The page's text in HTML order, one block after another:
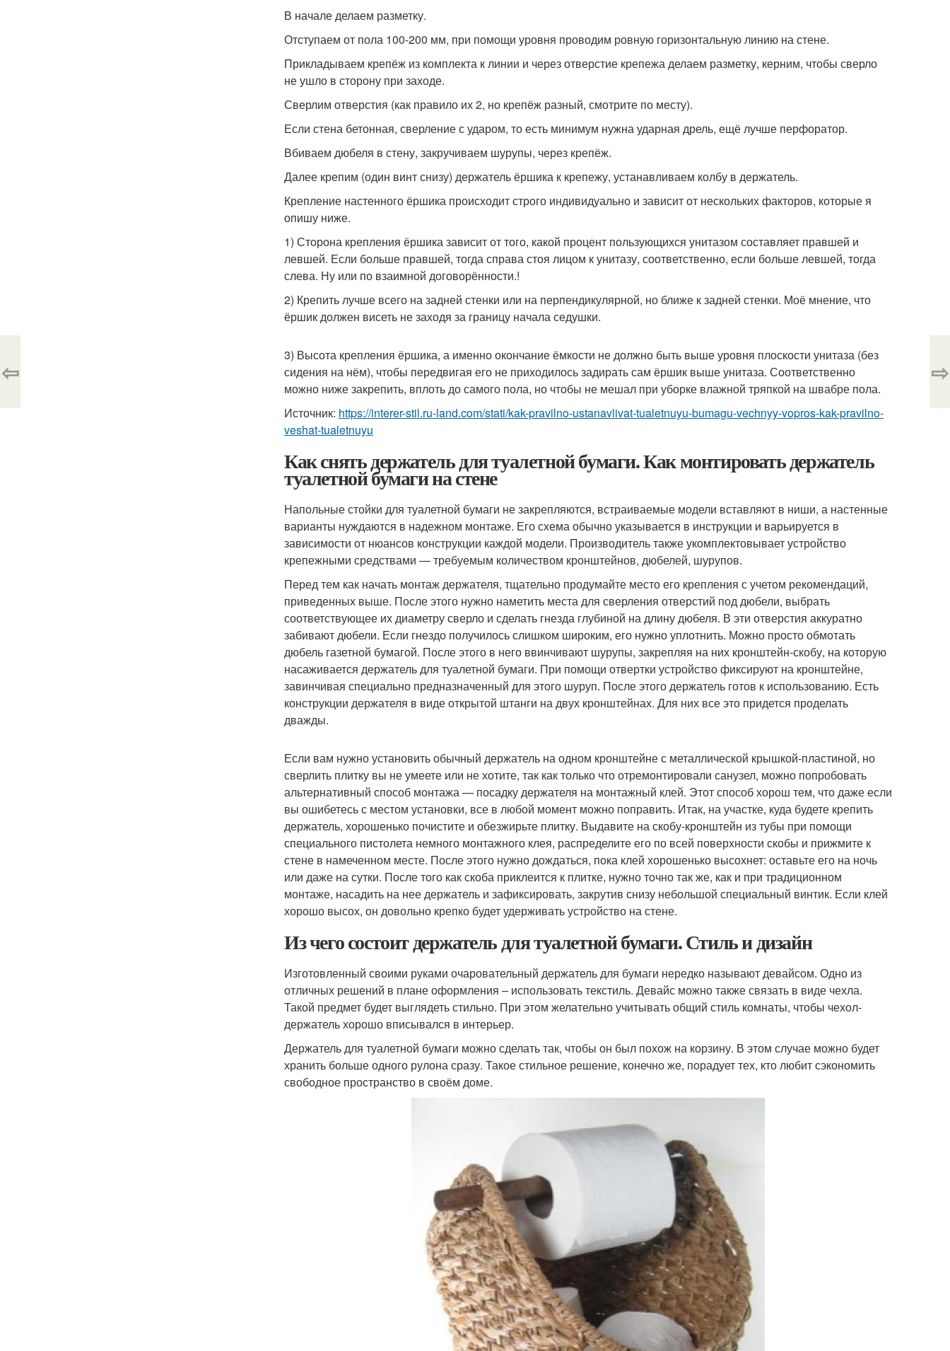
В начале делаем разметку.
Отступаем от пола 100-200 мм, при помощи уровня проводим ровную горизонтальную линию на стене.
Прикладываем крепёж из комплекта к линии и через отверстие крепежа делаем разметку, керним, чтобы сверло
не ушло в сторону при заходе.
Сверлим отверстия (как правило их 2, но крепёж разный, смотрите по месту).
Если стена бетонная, сверление с ударом, то есть минимум нужна ударная дрель, ещё лучше перфоратор.
Вбиваем дюбеля в стену, закручиваем шурупы, через крепёж.
Далее крепим (один винт снизу) держатель ёршика к крепежу, устанавливаем колбу в держатель.
Крепление настенного ёршика происходит строго индивидуально и зависит от нескольких факторов, которые я
опишу ниже.
1) Сторона крепления ёршика зависит от того, какой процент пользующихся унитазом составляет правшей и
левшей. Если больше правшей, тогда справа стоя лицом к унитазу, соответственно, если больше левшей, тогда
слева. Ну или по взаимной договорённости.!
2) Крепить лучше всего на задней стенки или на перпендикулярной, но ближе к задней стенки. Моё мнение, что
ёршик должен висеть не заходя за границу начала седушки.
3) Высота крепления ёршика, а именно окончание ёмкости не должно быть выше уровня плоскости унитаза (без
сидения на нём), чтобы передвигая его не приходилось задирать сам ёршик выше унитаза. Соответственно
можно ниже закрепить, вплоть до самого пола, но чтобы не мешал при уборке влажной тряпкой на швабре пола.
Источник: https://interer-stil.ru-land.com/stati/kak-pravilno-ustanavlivat-tualetnuyu-bumagu-vechnyy-vopros-kak-pravilno-
veshat-tualetnuyu
Как снять держатель для туалетной бумаги. Как монтировать держатель
туалетной бумаги на стене
Напольные стойки для туалетной бумаги не закрепляются, встраиваемые модели вставляют в ниши, а настенные
варианты нуждаются в надежном монтаже. Его схема обычно указывается в инструкции и варьируется в
зависимости от нюансов конструкции каждой модели. Производитель также укомплектовывает устройство
крепежными средствами — требуемым количеством кронштейнов, дюбелей, шурупов.
Перед тем как начать монтаж держателя, тщательно продумайте место его крепления с учетом рекомендаций,
приведенных выше. После этого нужно наметить места для сверления отверстий под дюбели, выбрать
соответствующее их диаметру сверло и сделать гнезда глубиной на длину дюбеля. В эти отверстия аккуратно
забивают дюбели. Если гнездо получилось слишком широким, его нужно уплотнить. Можно просто обмотать
дюбель газетной бумагой. После этого в него ввинчивают шурупы, закрепляя на них кронштейн-скобу, на которую
насаживается держатель для туалетной бумаги. При помощи отвертки устройство фиксируют на кронштейне,
завинчивая специально предназначенный для этого шуруп. После этого держатель готов к использованию. Есть
конструкции держателя в виде открытой штанги на двух кронштейнах. Для них все это придется проделать
дважды.
Если вам нужно установить обычный держатель на одном кронштейне с металлической крышкой-пластиной, но
сверлить плитку вы не умеете или не хотите, так как только что отремонтировали санузел, можно попробовать
альтернативный способ монтажа — посадку держателя на монтажный клей. Этот способ хорош тем, что даже если
вы ошибетесь с местом установки, все в любой момент можно поправить. Итак, на участке, куда будете крепить
держатель, хорошенько почистите и обезжирьте плитку. Выдавите на скобу-кронштейн из тубы при помощи
специального пистолета немного монтажного клея, распределите его по всей поверхности скобы и прижмите к
стене в намеченном месте. После этого нужно дождаться, пока клей хорошенько высохнет: оставьте его на ночь
или даже на сутки. После того как скоба приклеится к плитке, нужно точно так же, как и при традиционном
монтаже, насадить на нее держатель и зафиксировать, закрутив снизу небольшой специальный винтик. Если клей
хорошо высох, он довольно крепко будет удерживать устройство на стене.
Из чего состоит держатель для туалетной бумаги. Стиль и дизайн
Изготовленный своими руками очаровательный держатель для бумаги нередко называют девайсом. Одно из
отличных решений в плане оформления – использовать текстиль. Девайс можно также связать в виде чехла.
Такой предмет будет выглядеть стильно. При этом желательно учитывать общий стиль комнаты, чтобы чехол-
держатель хорошо вписывался в интерьер.
Держатель для туалетной бумаги можно сделать так, чтобы он был похож на корзину. В этом случае можно будет
хранить больше одного рулона сразу. Такое стильное решение, конечно же, порадует тех, кто любит сэкономить
свободное пространство в своём доме.
⇦ ⇨